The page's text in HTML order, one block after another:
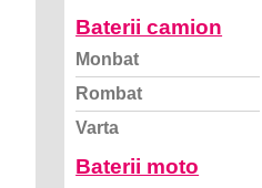
Baterii camion
Monbat
Rombat
Varta
Baterii moto